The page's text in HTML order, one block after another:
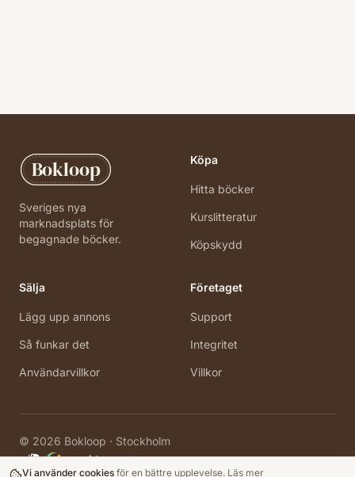
Bokloop
Sveriges nya
marknadsplats för
begagnade böcker.
Köpa
Hitta böcker
Kurslitteratur
Köpskydd
Sälja
Lägg upp annons
Så funkar det
Användarvillkor
Företaget
Support
Integritet
Villkor
© 2026 Bokloop · Stockholm
Vi använder cookies för en bättre upplevelse. Läs mer